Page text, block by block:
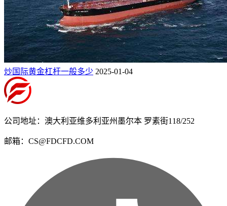
炒国际黄金杠杆一般多少 2025-01-04
公司地址：澳大利亚维多利亚州墨尔本 罗素街118/252
邮箱：CS@FDCFD.COM